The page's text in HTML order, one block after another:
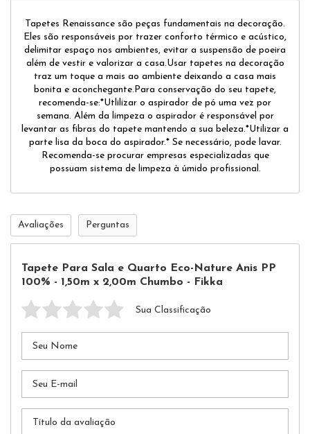
Tapetes Renaissance são peças fundamentais na decoração.
Eles são responsáveis por trazer conforto térmico e acústico,
delimitar espaço nos ambientes, evitar a suspensão de poeira
além de vestir e valorizar a casa.Usar tapetes na decoração
traz um toque a mais ao ambiente deixando a casa mais
bonita e aconchegante.Para conservação do seu tapete,
recomenda-se:*Utlilizar o aspirador de pó uma vez por
semana. Além da limpeza o aspirador é responsável por
levantar as fibras do tapete mantendo a sua beleza.*Utilizar a
parte lisa da boca do aspirador.* Se necessário, pode lavar.
Recomenda-se procurar empresas especializadas que
possuam sistema de limpeza à úmido profissional.
Avaliações Perguntas
Tapete Para Sala e Quarto Eco-Nature Anis PP
100% - 1,50m x 2,00m Chumbo - Fikka
Sua Classificação